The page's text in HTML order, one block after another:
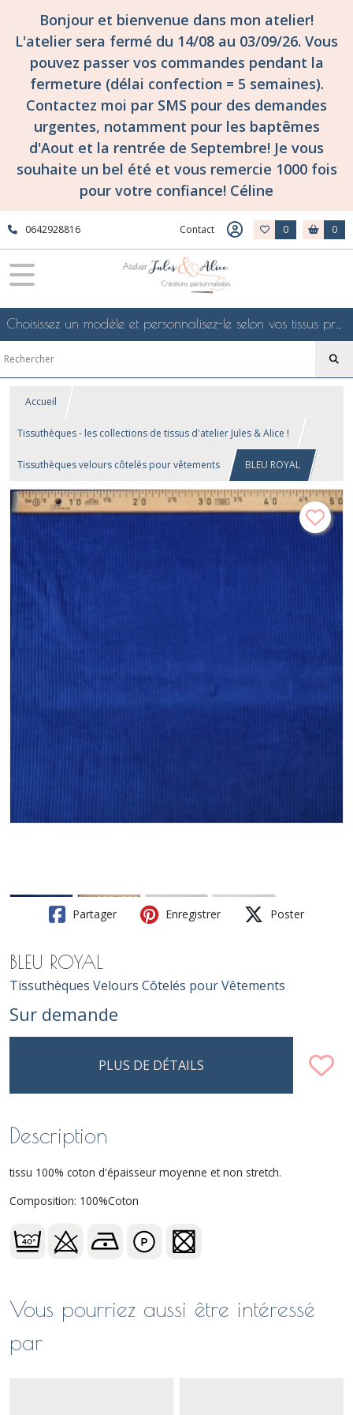
Bonjour et bienvenue dans mon atelier!
L'atelier sera fermé du 14/08 au 03/09/26. Vous
pouvez passer vos commandes pendant la
fermeture (délai confection = 5 semaines).
Contactez moi par SMS pour des demandes
urgentes, notamment pour les baptêmes
d'Aout et la rentrée de Septembre! Je vous
souhaite un bel été et vous remercie 1000 fois
pour votre confiance! Céline
0642928816 Contact 0 0
Choisissez un modèle et personnalisez-le selon vos tissus préférés de mes collections en ligne, je le confectionnerai selon vos souhaits
Accueil
Tissuthèques - les collections de tissus d'atelier Jules & Alice !
Tissuthèques velours côtelés pour vêtements BLEU ROYAL
Partager Enregistrer Poster
BLEU ROYAL
Tissuthèques Velours Côtelés pour Vêtements
Sur demande
PLUS DE DÉTAILS
Description
tissu 100% coton d'épaisseur moyenne et non stretch.
Composition: 100%Coton
Vous pourriez aussi être intéressé
par